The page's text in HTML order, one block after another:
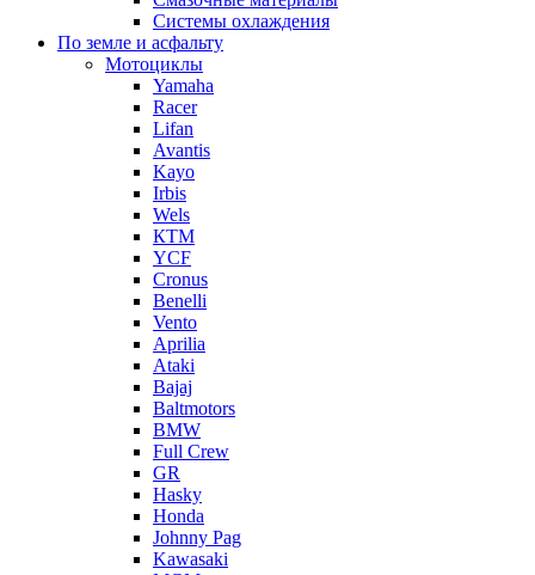
Системы охлаждения
По земле и асфальту
Мотоциклы
Yamaha
Racer
Lifan
Avantis
Kayo
Irbis
Wels
КТМ
YCF
Cronus
Benelli
Vento
Aprilia
Ataki
Bajaj
Baltmotors
BMW
Full Crew
GR
Hasky
Honda
Johnny Pag
Kawasaki